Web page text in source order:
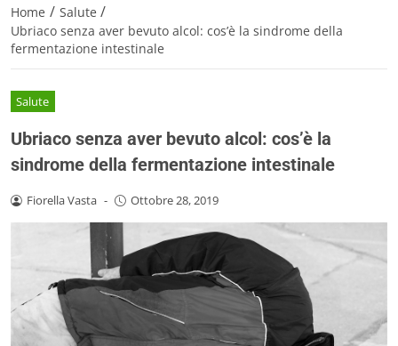
Home / Salute /
Ubriaco senza aver bevuto alcol: cos’è la sindrome della
fermentazione intestinale
Salute
Ubriaco senza aver bevuto alcol: cos’è la
sindrome della fermentazione intestinale
Fiorella Vasta - Ottobre 28, 2019